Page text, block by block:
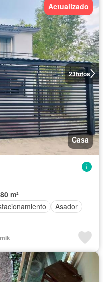
23fotos
Actualizado
Casa
m²
Asador